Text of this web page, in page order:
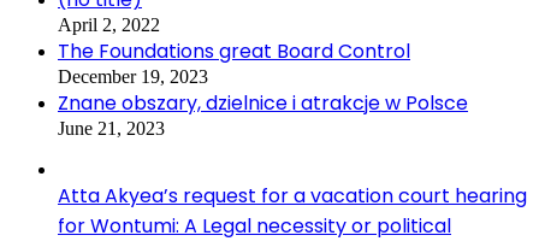
April 2, 2022
The Foundations great Board Control
December 19, 2023
Znane obszary, dzielnice i atrakcje w Polsce
June 21, 2023
Atta Akyea’s request for a vacation court hearing
for Wontumi: A Legal necessity or political